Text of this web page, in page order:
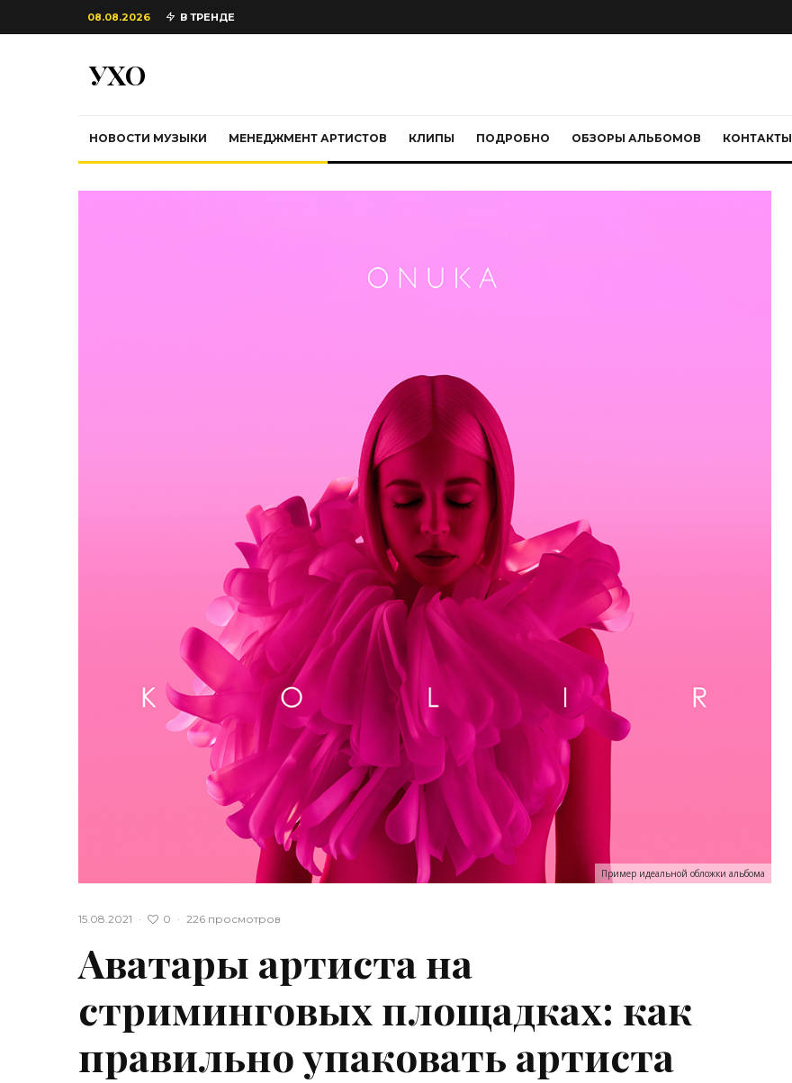
08.08.2026 В ТРЕНДЕ
УХО
НОВОСТИ МУЗЫКИ МЕНЕДЖМЕНТ АРТИСТОВ КЛИПЫ ПОДРОБНО ОБЗОРЫ АЛЬБОМОВ КОНТАКТЫ
Пример идеальной обложки альбома
15.08.2021 · 0 · 226 просмотров
Аватары артиста на
стриминговых площадках: как
правильно упаковать артиста